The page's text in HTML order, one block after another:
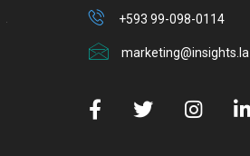
+593 99-098-0114
marketing@insights.la